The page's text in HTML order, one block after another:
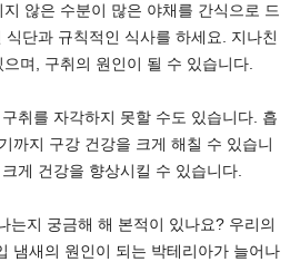
않은 수분이 많은 야채를 간식으로 드
단과 규칙적인 식사를 하세요. 지나친
며, 구취의 원인이 될 수 있습니다.
취를 자각하지 못할 수도 있습니다. 흡
까지 구강 건강을 크게 해칠 수 있습니
게 건강을 향상시킬 수 있습니다.
지 궁금해 해 본적이 있나요? 우리의
냄새의 원인이 되는 박테리아가 늘어나